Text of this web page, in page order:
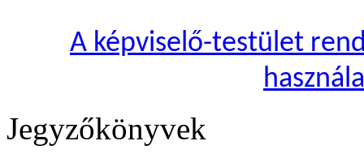
A képviselő-testület
Jegyzőkönyvek